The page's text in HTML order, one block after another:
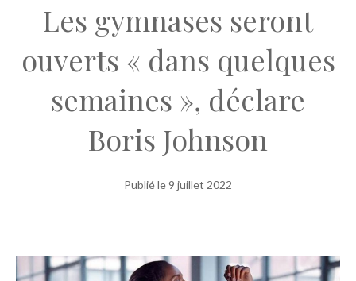
Les gymnases seront
ouverts « dans quelques
semaines », déclare
Boris Johnson
Publié le9 juillet 2022